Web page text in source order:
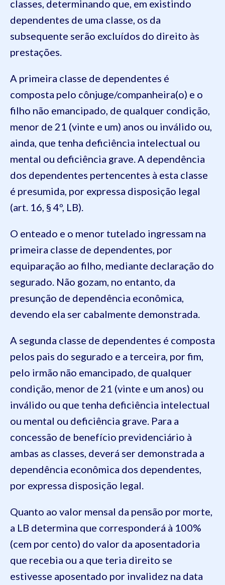
classes, determinando que, em existindo
dependentes de uma classe, os da
subsequente serão excluídos do direito às
prestações.
A primeira classe de dependentes é
composta pelo cônjuge/companheira(o) e o
filho não emancipado, de qualquer condição,
menor de 21 (vinte e um) anos ou inválido ou,
ainda, que tenha deficiência intelectual ou
mental ou deficiência grave. A dependência
dos dependentes pertencentes à esta classe
é presumida, por expressa disposição legal
(art. 16, § 4º, LB).
O enteado e o menor tutelado ingressam na
primeira classe de dependentes, por
equiparação ao filho, mediante declaração do
segurado. Não gozam, no entanto, da
presunção de dependência econômica,
devendo ela ser cabalmente demonstrada.
A segunda classe de dependentes é composta
pelos pais do segurado e a terceira, por fim,
pelo irmão não emancipado, de qualquer
condição, menor de 21 (vinte e um anos) ou
inválido ou que tenha deficiência intelectual
ou mental ou deficiência grave. Para a
concessão de benefício previdenciário à
ambas as classes, deverá ser demonstrada a
dependência econômica dos dependentes,
por expressa disposição legal.
Quanto ao valor mensal da pensão por morte,
a LB determina que corresponderá à 100%
(cem por cento) do valor da aposentadoria
que recebia ou a que teria direito se
estivesse aposentado por invalidez na data